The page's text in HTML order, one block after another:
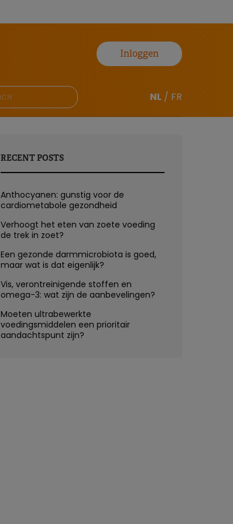
Inloggen
NL / FR
RECENT POSTS
Anthocyanen: gunstig voor de
cardiometabole gezondheid
Verhoogt het eten van zoete voeding
de trek in zoet?
Een gezonde darmmicrobiota is goed,
maar wat is dat eigenlijk?
Vis, verontreinigende stoffen en
omega-3: wat zijn de aanbevelingen?
Moeten ultrabewerkte
voedingsmiddelen een prioritair
aandachtspunt zijn?